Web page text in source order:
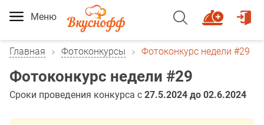
Меню
Главная Фотоконкурсы Фотоконкурс недели #29
Фотоконкурс недели #29
Сроки проведения конкурса с 27.5.2024 до 02.6.2024